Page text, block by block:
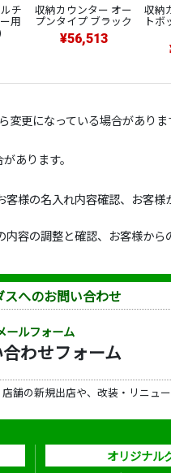
チ
用
収納カウンター オー
プンタイプ ブラック
¥56,513
収納
トボ
更になっている場合があり
あります。
様の名入れ内容確認、お客
容の調整と確認、お客様か
スへのお問い合わせ
ールフォーム
わせフォーム
の新規出店や、改装・リニュ
オリジナル